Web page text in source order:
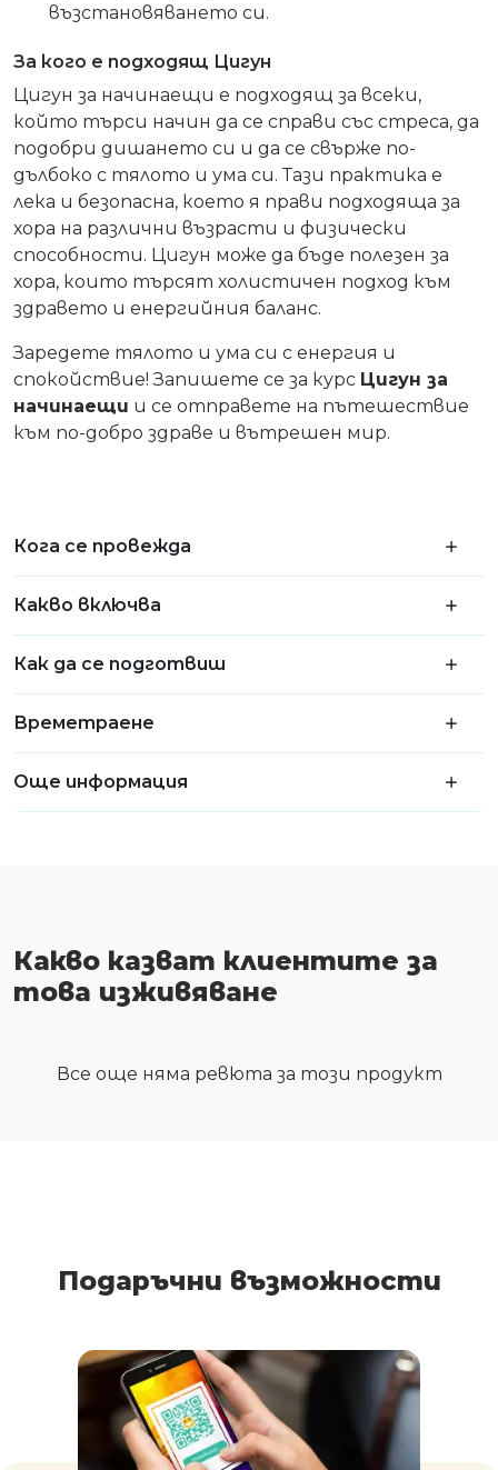
възстановяването си.
За кого е подходящ Цигун
Цигун за начинаещи е подходящ за всеки,
който търси начин да се справи със стреса, да
подобри дишането си и да се свърже по-
дълбоко с тялото и ума си. Тази практика е
лека и безопасна, което я прави подходяща за
хора на различни възрасти и физически
способности. Цигун може да бъде полезен за
хора, които търсят холистичен подход към
здравето и енергийния баланс.
Заредете тялото и ума си с енергия и
спокойствие! Запишете се за курс Цигун за
начинаещи и се отправете на пътешествие
към по-добро здраве и вътрешен мир.
Кога се провежда
Какво включва
Как да се подготвиш
Времетраене
Още информация
Какво казват клиентите за
това изживяване
Все още няма ревюта за този продукт
Подаръчни възможности